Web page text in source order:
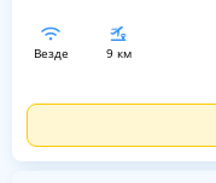
везде 9 км